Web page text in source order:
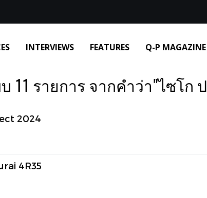
INTERVIEWS FEATURES Q-P MAGAZINE
11 รายการ จากคำว่า"ไซโก
2024
4R35